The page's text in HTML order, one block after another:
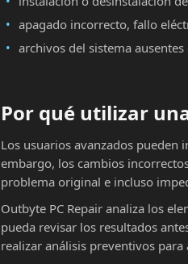
apagado incorrecto, fallo
archivos del sistema ausentes
Por qué utilizar
Los usuarios avanzados
embargo, los cambios
problema original e incluso
Outbyte PC Repair analiza los
pueda revisar los resultados
realizar análisis preventivos